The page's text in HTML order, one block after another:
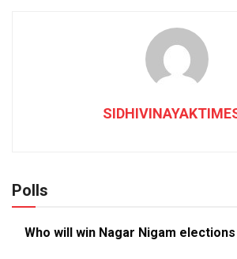
Polls
Who will win Nagar Nigam